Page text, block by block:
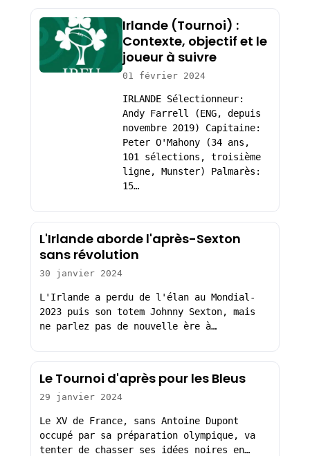
Irlande (Tournoi) :
Contexte, objectif et le
joueur à suivre
01 février 2024
IRLANDE Sélectionneur:
Andy Farrell (ENG, depuis
novembre 2019) Capitaine:
Peter O'Mahony (34 ans,
101 sélections, troisième
ligne, Munster) Palmarès:
15…
L'Irlande aborde l'après-Sexton
sans révolution
30 janvier 2024
L'Irlande a perdu de l'élan au Mondial-
2023 puis son totem Johnny Sexton, mais
ne parlez pas de nouvelle ère à…
Le Tournoi d'après pour les Bleus
29 janvier 2024
Le XV de France, sans Antoine Dupont
occupé par sa préparation olympique, va
tenter de chasser ses idées noires en…